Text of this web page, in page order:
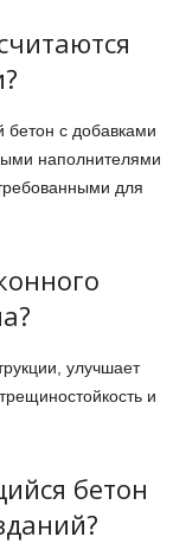
с добавками
наполнителями
для
улучшает
и
бетон